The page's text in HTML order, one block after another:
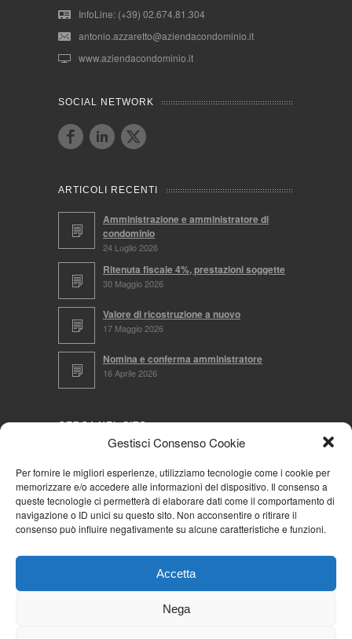
Gestisci Consenso Cookie
Per fornire le migliori esperienze, utilizziamo tecnologie come i cookie per
memorizzare e/o accedere alle informazioni del dispositivo. Il consenso a
queste tecnologie ci permetterà di elaborare dati come il comportamento di
navigazione o ID unici su questo sito. Non acconsentire o ritirare il
consenso può influire negativamente su alcune caratteristiche e funzioni.
Accetta
Nega
InfoLine: (+39) 02.674.81.304
antonio.azzaretto@aziendacondominio.it
www.aziendacondominio.it
SOCIAL NETWORK
ARTICOLI RECENTI
Amministrazione e amministratore di
condominio
24 Luglio 2026
Ritenuta fiscale 4%, prestazioni soggette
30 Maggio 2026
Valore di ricostruzione a nuovo
17 Maggio 2026
Nomina e conferma amministratore
16 Aprile 2026
CERCA NEL SITO
NAVIGA PER
Mappa completa
Cookie Policy (UE)
Iscriviti alla Community AziendaCondominio